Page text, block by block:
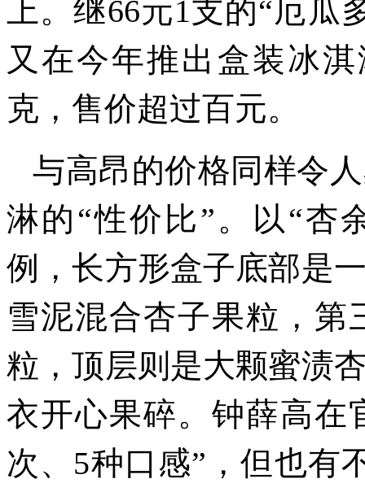
上。继66元1支的“厄
又在今年推出盒装冰
克，售价超过百元。
与高昂的价格同样令
淋的“性价比”。以“杏
例，长方形盒子底部是
雪泥混合杏子果粒，第
粒，顶层则是大颗蜜渍
衣开心果碎。钟薛高在
次、5种口感”，但也有